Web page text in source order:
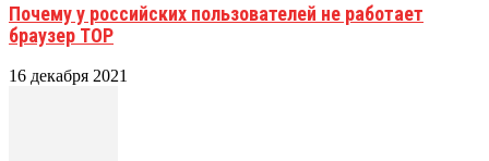
Почему у российских пользователей не работает
браузер ТОР
16 декабря 2021